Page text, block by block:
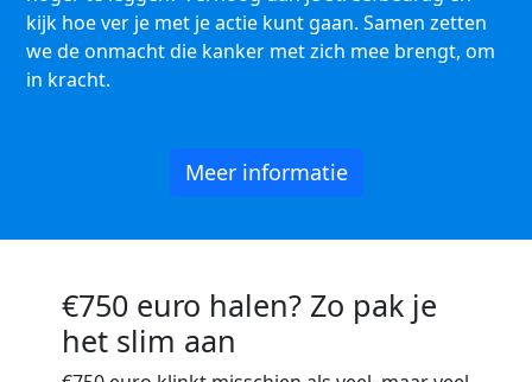
kijk hoe ver je met je actie kunt gaan. Samen zetten
we de onmacht die kanker met zich mee brengt, om
in kracht.
Meer informatie
€750 euro halen? Zo pak je
het slim aan